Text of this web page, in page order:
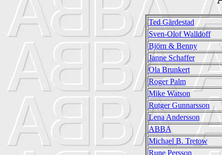
Ted Gärdestad
Sven-Olof Walldoff
Björn & Benny
Janne Schaffer
Ola Brunkert
Roger Palm
Mike Watson
Rutger Gunnarsson
Lena Andersson
ABBA
Michael B. Tretow
Rune Persson